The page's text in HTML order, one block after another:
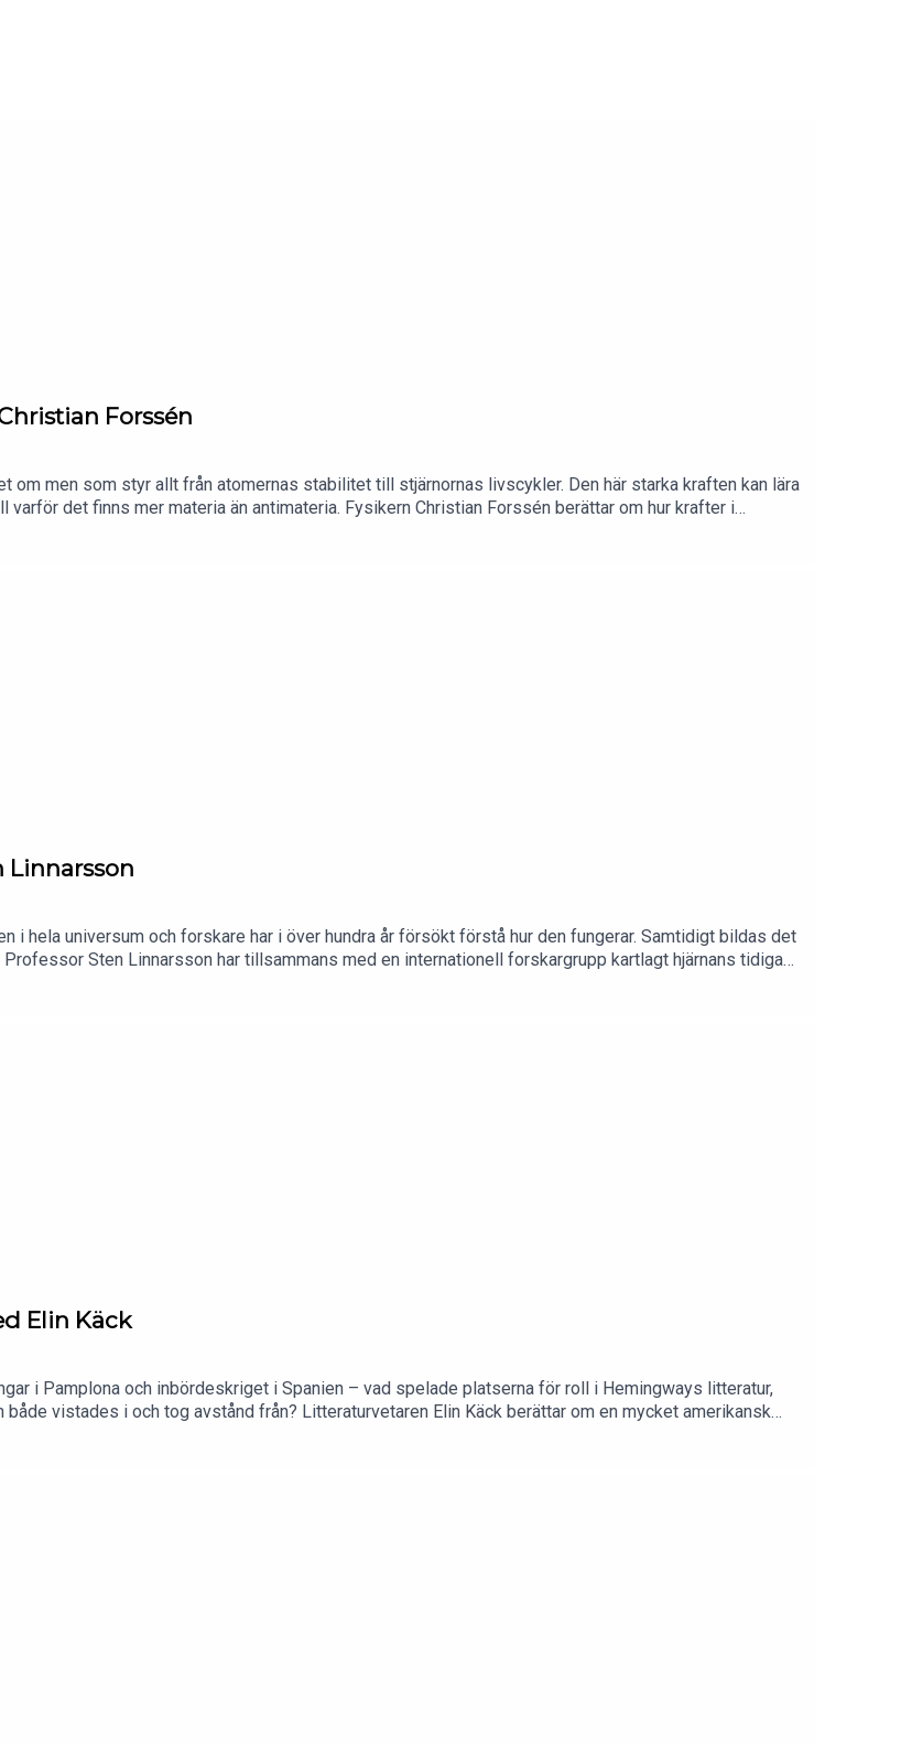
Forssén
om men som styr allt från atomernas stabilitet till stjärnornas livscykler. Den här starka kraften kan lära
det finns mer materia än antimateria. Fysikern Christian Forssén berättar om hur krafter i
Linnarsson
i hela universum och forskare har i över hundra år försökt förstå hur den fungerar. Samtidigt bildas det
Professor Sten Linnarsson har tillsammans med en internationell forskargrupp kartlagt hjärnans tidiga
man forskar om det och vad vi kan använda kunskapen till.Foto: Ulf Sirborn.
Elin Käck
i Pamplona och inbördeskriget i Spanien – vad spelade platserna för roll i Hemingways litteratur,
vistades i och tog avstånd från? Litteraturvetaren Elin Käck berättar om en mycket amerikansk
Nils Käck.